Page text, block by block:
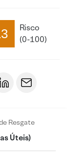
Risco
(0-100)
Resgate
Úteis)